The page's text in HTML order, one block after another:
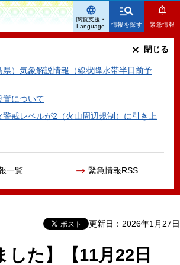
情報を探す 緊急情報
県）気象解説情報（線状降水帯半日前予
置について
警戒レベルが2（火山周辺規制）に引き上
一覧 緊急情報RSS
閉じる
閲覧支援・
Language
更新日：2026年1月27日
した】【11月22日